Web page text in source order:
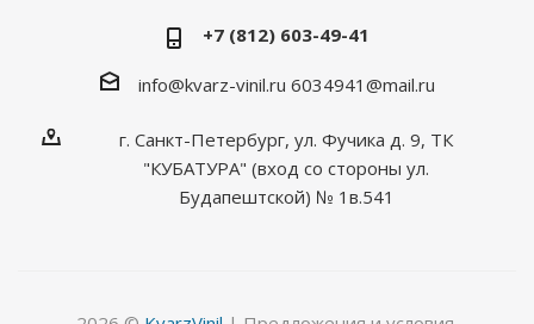
+7 (812) 603-49-41
info@kvarz-vinil.ru 6034941@mail.ru
г. Санкт-Петербург, ул. Фучика д. 9, ТК
"КУБАТУРА" (вход со стороны ул.
Будапештской) № 1в.541